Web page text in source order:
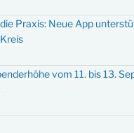
Praxis: Neue App
vom 11. bis 13.